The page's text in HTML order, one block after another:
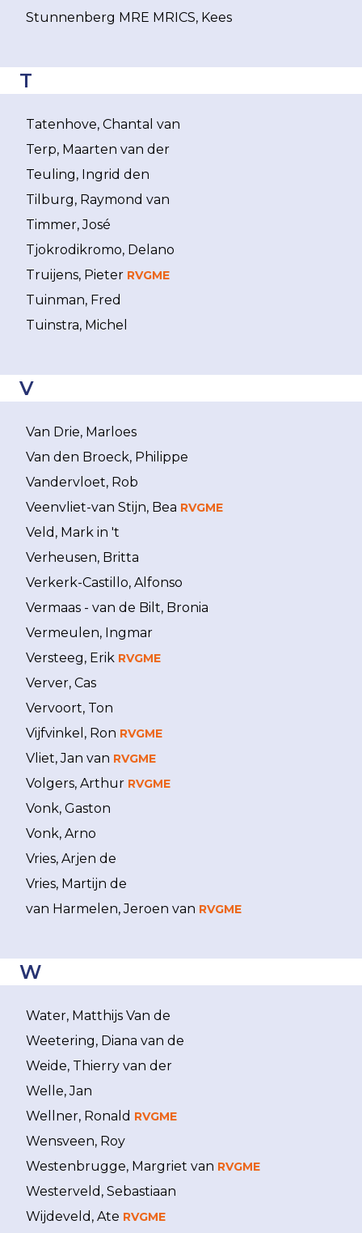
Stunnenberg MRE MRICS, Kees
T
Tatenhove, Chantal van
Terp, Maarten van der
Teuling, Ingrid den
Tilburg, Raymond van
Timmer, José
Tjokrodikromo, Delano
Truijens, Pieter RVGME
Tuinman, Fred
Tuinstra, Michel
V
Van Drie, Marloes
Van den Broeck, Philippe
Vandervloet, Rob
Veenvliet-van Stijn, Bea RVGME
Veld, Mark in 't
Verheusen, Britta
Verkerk-Castillo, Alfonso
Vermaas - van de Bilt, Bronia
Vermeulen, Ingmar
Versteeg, Erik RVGME
Verver, Cas
Vervoort, Ton
Vijfvinkel, Ron RVGME
Vliet, Jan van RVGME
Volgers, Arthur RVGME
Vonk, Gaston
Vonk, Arno
Vries, Arjen de
Vries, Martijn de
van Harmelen, Jeroen van RVGME
W
Water, Matthijs Van de
Weetering, Diana van de
Weide, Thierry van der
Welle, Jan
Wellner, Ronald RVGME
Wensveen, Roy
Westenbrugge, Margriet van RVGME
Westerveld, Sebastiaan
Wijdeveld, Ate RVGME